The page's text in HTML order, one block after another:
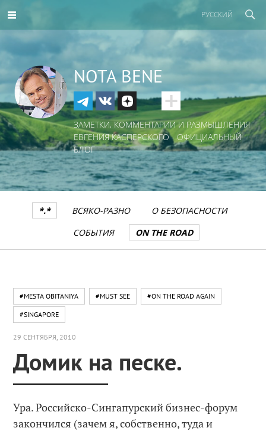
РУССКИЙ
NOTA BENE
ЗАМЕТКИ, КОММЕНТАРИИ И РАЗМЫШЛЕНИЯ
ЕВГЕНИЯ КАСПЕРСКОГО - ОФИЦИАЛЬНЫЙ
БЛОГ
*.* ВСЯКО-РАЗНО
О БЕЗОПАСНОСТИ
СОБЫТИЯ
ON THE ROAD
#MESTA OBITANIYA #MUST SEE #ON THE ROAD AGAIN
#SINGAPORE
29 СЕНТЯБРЯ, 2010
Домик на песке.
Ура. Российско-Сингапурский бизнес-форум
закончился (зачем я, собственно, туда и